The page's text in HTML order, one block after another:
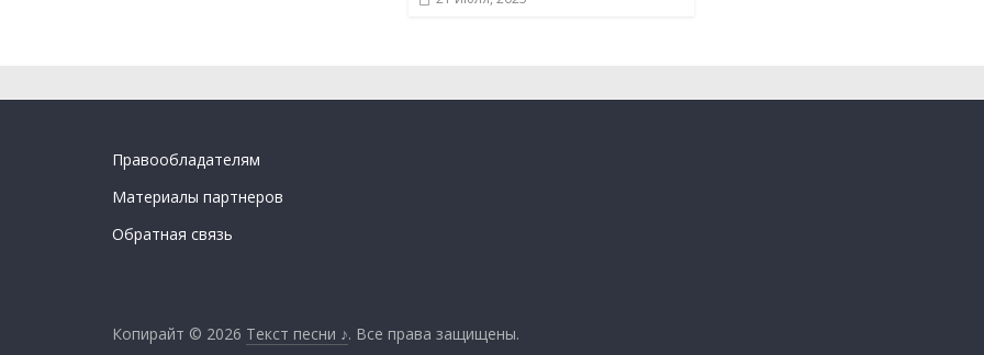
Правообладателям
Материалы партнеров
Обратная связь
Копирайт © 2026 Текст песни ♪. Все права защищены.